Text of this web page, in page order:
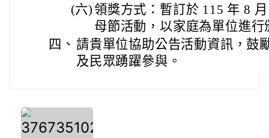
(六)領獎方式：暫訂於 115 年 8
母節活動，以家庭為單位進行
四、 請貴單位協助公告活動資訊，鼓
及民眾踴躍參與。